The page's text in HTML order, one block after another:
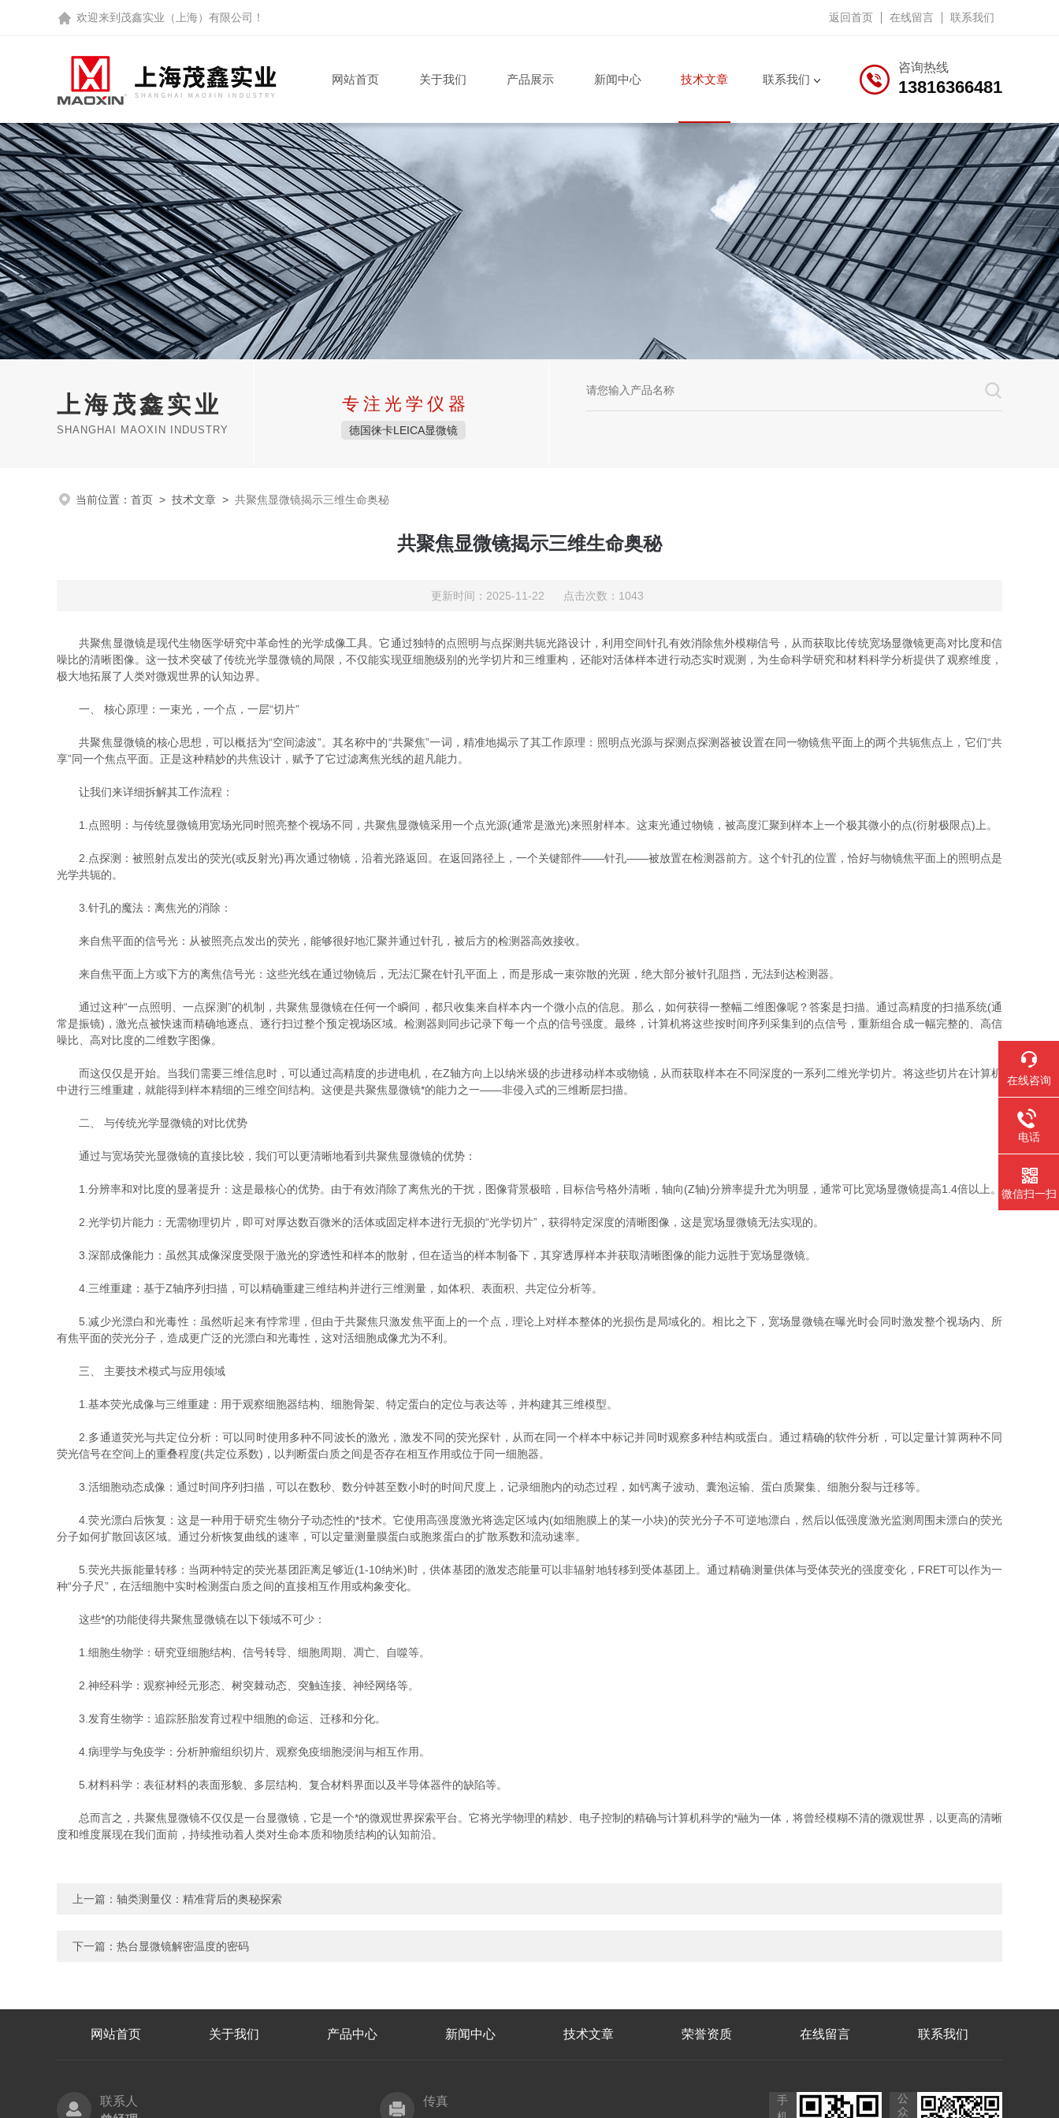
欢迎来到 茂鑫实业（上海）有限公司 ！ 返回首页 在线留言 联系我们
咨询热线
13816366481
网站首页 关于我们 产品展示 新闻中心 技术文章 联系我们
上海茂鑫实业
SHANGHAI MAOXIN INDUSTRY
专注光学仪器
德国徕卡LEICA显微镜
当前位置： 首页 > 技术文章 > 共聚焦显微镜揭示三维生命奥秘
共聚焦显微镜揭示三维生命奥秘
更新时间：2025-11-22 点击次数：1043
共聚焦显微镜是现代生物医学研究中革命性的光学成像工具。它通过独特的点照明与点探测共轭光路设计，利用空间针孔有效消除焦外模糊信号，从而获取比传统宽场显微镜更高对比度和信
噪比的清晰图像。这一技术突破了传统光学显微镜的局限，不仅能实现亚细胞级别的光学切片和三维重构，还能对活体样本进行动态实时观测，为生命科学研究和材料科学分析提供了观察维度，
极大地拓展了人类对微观世界的认知边界。
一、 核心原理：一束光，一个点，一层“切片”
共聚焦显微镜的核心思想，可以概括为“空间滤波”。其名称中的“共聚焦”一词，精准地揭示了其工作原理：照明点光源与探测点探测器被设置在同一物镜焦平面上的两个共轭焦点上，它们“共
享”同一个焦点平面。正是这种精妙的共焦设计，赋予了它过滤离焦光线的超凡能力。
让我们来详细拆解其工作流程：
1.点照明：与传统显微镜用宽场光同时照亮整个视场不同，共聚焦显微镜采用一个点光源(通常是激光)来照射样本。这束光通过物镜，被高度汇聚到样本上一个极其微小的点(衍射极限点)上。
2.点探测：被照射点发出的荧光(或反射光)再次通过物镜，沿着光路返回。在返回路径上，一个关键部件——针孔——被放置在检测器前方。这个针孔的位置，恰好与物镜焦平面上的照明点是
光学共轭的。
3.针孔的魔法：离焦光的消除：
来自焦平面的信号光：从被照亮点发出的荧光，能够很好地汇聚并通过针孔，被后方的检测器高效接收。
来自焦平面上方或下方的离焦信号光：这些光线在通过物镜后，无法汇聚在针孔平面上，而是形成一束弥散的光斑，绝大部分被针孔阻挡，无法到达检测器。
通过这种“一点照明、一点探测”的机制，共聚焦显微镜在任何一个瞬间，都只收集来自样本内一个微小点的信息。那么，如何获得一整幅二维图像呢？答案是扫描。通过高精度的扫描系统(通
常是振镜)，激光点被快速而精确地逐点、逐行扫过整个预定视场区域。检测器则同步记录下每一个点的信号强度。最终，计算机将这些按时间序列采集到的点信号，重新组合成一幅完整的、高信
噪比、高对比度的二维数字图像。
而这仅仅是开始。当我们需要三维信息时，可以通过高精度的步进电机，在Z轴方向上以纳米级的步进移动样本或物镜，从而获取样本在不同深度的一系列二维光学切片。将这些切片在计算机
中进行三维重建，就能得到样本精细的三维空间结构。这便是共聚焦显微镜*的能力之一——非侵入式的三维断层扫描。
二、 与传统光学显微镜的对比优势
通过与宽场荧光显微镜的直接比较，我们可以更清晰地看到共聚焦显微镜的优势：
1.分辨率和对比度的显著提升：这是最核心的优势。由于有效消除了离焦光的干扰，图像背景极暗，目标信号格外清晰，轴向(Z轴)分辨率提升尤为明显，通常可比宽场显微镜提高1.4倍以上。
2.光学切片能力：无需物理切片，即可对厚达数百微米的活体或固定样本进行无损的“光学切片”，获得特定深度的清晰图像，这是宽场显微镜无法实现的。
3.深部成像能力：虽然其成像深度受限于激光的穿透性和样本的散射，但在适当的样本制备下，其穿透厚样本并获取清晰图像的能力远胜于宽场显微镜。
4.三维重建：基于Z轴序列扫描，可以精确重建三维结构并进行三维测量，如体积、表面积、共定位分析等。
5.减少光漂白和光毒性：虽然听起来有悖常理，但由于共聚焦只激发焦平面上的一个点，理论上对样本整体的光损伤是局域化的。相比之下，宽场显微镜在曝光时会同时激发整个视场内、所
有焦平面的荧光分子，造成更广泛的光漂白和光毒性，这对活细胞成像尤为不利。
三、 主要技术模式与应用领域
1.基本荧光成像与三维重建：用于观察细胞器结构、细胞骨架、特定蛋白的定位与表达等，并构建其三维模型。
2.多通道荧光与共定位分析：可以同时使用多种不同波长的激光，激发不同的荧光探针，从而在同一个样本中标记并同时观察多种结构或蛋白。通过精确的软件分析，可以定量计算两种不同
荧光信号在空间上的重叠程度(共定位系数)，以判断蛋白质之间是否存在相互作用或位于同一细胞器。
3.活细胞动态成像：通过时间序列扫描，可以在数秒、数分钟甚至数小时的时间尺度上，记录细胞内的动态过程，如钙离子波动、囊泡运输、蛋白质聚集、细胞分裂与迁移等。
4.荧光漂白后恢复：这是一种用于研究生物分子动态性的*技术。它使用高强度激光将选定区域内(如细胞膜上的某一小块)的荧光分子不可逆地漂白，然后以低强度激光监测周围未漂白的荧光
分子如何扩散回该区域。通过分析恢复曲线的速率，可以定量测量膜蛋白或胞浆蛋白的扩散系数和流动速率。
5.荧光共振能量转移：当两种特定的荧光基团距离足够近(1-10纳米)时，供体基团的激发态能量可以非辐射地转移到受体基团上。通过精确测量供体与受体荧光的强度变化，FRET可以作为一
种“分子尺”，在活细胞中实时检测蛋白质之间的直接相互作用或构象变化。
这些*的功能使得共聚焦显微镜在以下领域不可少：
1.细胞生物学：研究亚细胞结构、信号转导、细胞周期、凋亡、自噬等。
2.神经科学：观察神经元形态、树突棘动态、突触连接、神经网络等。
3.发育生物学：追踪胚胎发育过程中细胞的命运、迁移和分化。
4.病理学与免疫学：分析肿瘤组织切片、观察免疫细胞浸润与相互作用。
5.材料科学：表征材料的表面形貌、多层结构、复合材料界面以及半导体器件的缺陷等。
总而言之，共聚焦显微镜不仅仅是一台显微镜，它是一个*的微观世界探索平台。它将光学物理的精妙、电子控制的精确与计算机科学的*融为一体，将曾经模糊不清的微观世界，以更高的清晰
度和维度展现在我们面前，持续推动着人类对生命本质和物质结构的认知前沿。
上一篇： 轴类测量仪：精准背后的奥秘探索
下一篇： 热台显微镜解密温度的密码
网站首页 关于我们 产品中心 新闻中心 技术文章 荣誉资质 在线留言 联系我们
联系人
传真
手
公
众
在线咨询
电话
微信扫一扫